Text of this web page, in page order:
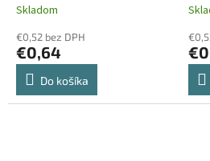
Skladom
€0,52 bez DPH
€0,64
Do košíka